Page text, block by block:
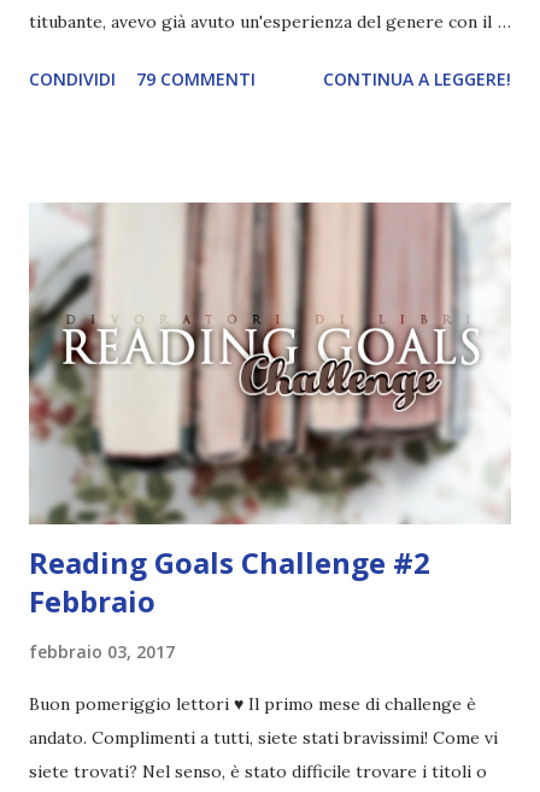
titubante, avevo già avuto un'esperienza del genere con il
nuovo significava avere pazienza, pazienza e ancora
mezza. Anche la paura che non mi cagasse nessuno c'è
sempre stata, eh. Eppure alla fine mi decisi. Dovevo
pensare ad un nome originale e che ovviamente non fosse
già stato usato. Le prime parole che mi vennero in mente
furono " Divoratori di libri ". Controllai se fosse già stato
utilizzato e, quando vidi che non esistevano blog con lo
stesso nome, lo creai. Non ho mai avuto altri ripensamenti,
questo mi piacque sin da subito e ancora oggi sono fiera di
questa...
CONDIVIDI 79 COMMENTI CONTINUA A LEGGERE!
Reading Goals Challenge #2
Febbraio
febbraio 03, 2017
Buon pomeriggio lettori ♥ Il primo mese di challenge è
andato. Complimenti a tutti, siete stati bravissimi! Come vi
siete trovati? Nel senso, è stato difficile trovare i titoli o